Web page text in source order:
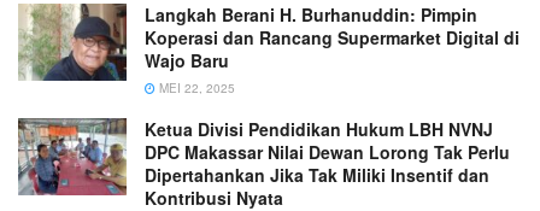
Langkah Berani H. Burhanuddin: Pimpin
Koperasi dan Rancang Supermarket Digital di
Wajo Baru
MEI 22, 2025
Ketua Divisi Pendidikan Hukum LBH NVNJ
DPC Makassar Nilai Dewan Lorong Tak Perlu
Dipertahankan Jika Tak Miliki Insentif dan
Kontribusi Nyata